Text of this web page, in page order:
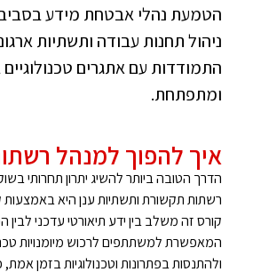
הטמעת נהלי אבטחת מידע
ניהול תחנות עבודה ותשתיות
התמודדות עם אתגרים
ומתפתחת.
איך להפוך למנהל
הדרך הטובה ביותר להשיג יתרון תחרותי
רשתות תקשורת ותשתיות ענן היא באמצעות
קורס זה משלב בין ידע תיאורטי עדכני
המאפשרת למשתתפים לרכוש מיומנויות
ולהתנסות בפתרונות וטכנולוגיות בזמן אמת,